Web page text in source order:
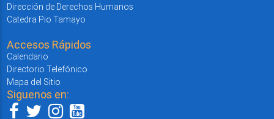
Dirección de Derechos Humanos
Catedra Pio Tamayo
Accesos Rápidos
Calendario
Directorio Telefónico
Mapa del Sitio
Siguenos en: